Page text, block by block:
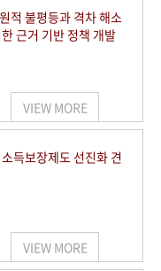
적 불평등과 격차 해소
근거 기반 정책 개발
VIEW MORE
득보장제도 선진화 견
VIEW MORE